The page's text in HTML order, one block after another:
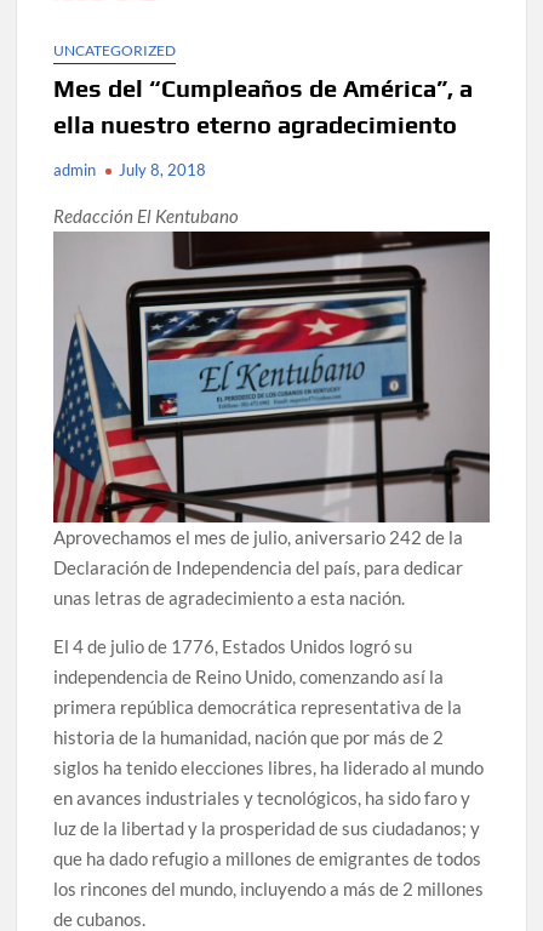
UNCATEGORIZED
Mes del “Cumpleaños de América”, a
ella nuestro eterno agradecimiento
admin July 8, 2018
Redacción El Kentubano
Aprovechamos el mes de julio, aniversario 242 de la
Declaración de Independencia del país, para dedicar
unas letras de agradecimiento a esta nación.
El 4 de julio de 1776, Estados Unidos logró su
independencia de Reino Unido, comenzando así la
primera república democrática representativa de la
historia de la humanidad, nación que por más de 2
siglos ha tenido elecciones libres, ha liderado al mundo
en avances industriales y tecnológicos, ha sido faro y
luz de la libertad y la prosperidad de sus ciudadanos; y
que ha dado refugio a millones de emigrantes de todos
los rincones del mundo, incluyendo a más de 2 millones
de cubanos.